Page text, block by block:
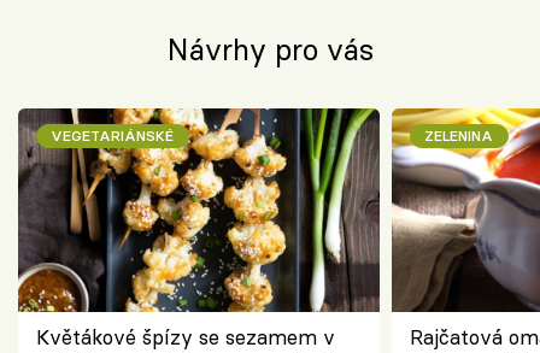
Návrhy pro vás
VEGETARIÁNSKÉ
Květákové špízy se sezamem v
ZELENINA
Rajčatová